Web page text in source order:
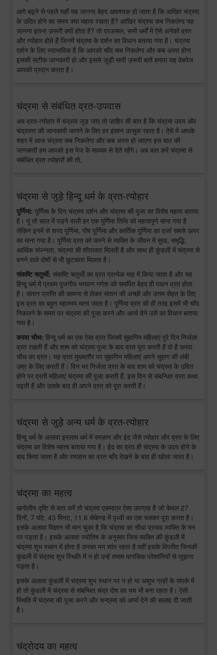
आगे बढ़ने से पहले यहाँ यह जानना बेहद आवश्यक हो जाता है कि आखिर चंद्रमा
के उदित होने का समय क्या महत्व रखता है? आखिर चंद्रमा कब निकलेगा यह
जानना इतना ज़रूरी क्यों होता है? तो दरअसल, सभी धर्मों में ऐसे अनेकों व्रत
और त्योहार होते हैं जिनमें चंद्रमा के दर्शन का विधान बताया गया है। चंद्रमा
दर्शन के लिए स्वाभाविक है कि आपको चाँद कब निकलेगा और कब अस्त होगा
इसकी सटीक जानकारी हो और इससे जुड़ी सारी ज़रूरी बातें हमारा यह वेबपेज
आपको प्रदान करता है।
चंद्रमा से संबंधित व्रत-उपवास
अब व्रत-त्योहार में चंद्रमा जुड़ जाए तो ज़ाहिर सी बात है कि चंद्रमा उदय और
चंद्रास्त की जानकारी जानने के लिए हर इंसान उत्सुक रहता है। ऐसे में आपके
शहर में आज चंद्रमा कब निकलेगा और कब अस्त हो जाएगा इस बात की
जानकारी हम आपको इस पेज के माध्यम से देते रहेंगे। अब बात करें चंद्रमा से
संबंधित व्रत त्योहारों की तो,
चंद्रमा से जुड़े हिन्दू धर्म के व्रत-त्योहार
पूर्णिमा: पूर्णिमा के दिन चंद्रमा दर्शन और चंद्रमा की पूजा का विशेष महत्व बताया
है। यूं तो साल में पड़ने वाली हर एक पूर्णिमा तिथि को महत्वपूर्ण माना गया है
लेकिन इनमें से शरद पूर्णिमा, पौष पूर्णिमा और कार्तिक पूर्णिमा का दर्जा सबसे ऊपर
का माना गया है। पूर्णिमा व्रत को करने से व्यक्ति के जीवन में सुख, समृद्धि,
आर्थिक संपन्नता, चंद्रमा सी शीतलता मिलती है और साथ ही कुंडली में चंद्रमा से
बनने वाले दोषों से भी छुटकारा मिलता है।
संकष्टि चतुर्थी: संकष्टि चतुर्थी का व्रत प्रत्येक माह में किया जाता है और यह
हिन्दू धर्म में प्रथम पूजनीय भगवान गणेश को समर्पित बेहद ही पावन व्रत होता
है। संतान प्राप्ति की कामना से लेकर संतान की अच्छी और उत्तम सेहत के लिए
इस व्रत का बहुत महात्मय माना जाता है। पूर्णिमा व्रत की ही तरह इसमें भी चाँद
निकलने के समय पर चंद्रमा की पूजा करने और अर्घ्य देने उसे का विधान बताया
गया है।
करवा चौथ: हिन्दू धर्म का एक ऐसा व्रत जिसमें सुहागिन महिलाएं पूरे दिन निर्जला
व्रत रखती हैं और शाम को चंद्रमा पूजा के बाद व्रत पूरा करती हैं वो है करवा
चौथ का व्रत। यह व्रत मुख्यतौर पर सुहागिन महिलाएं अपने सुहाग की लंबी
उम्र के लिए करती हैं। दिन भर निर्जला व्रत के बाद शाम को चंद्रमा के उदित
होने पर व्रती महिलाएं चंद्रमा की पूजा करती हैं, इस दिन से संबन्धित व्रत कथा
पढ़ती हैं और उसके बाद ही अपने व्रत को पूरा करती हैं।
चंद्रमा से जुड़े अन्य धर्म के व्रत-त्योहार
हिन्दू धर्म के अलावा इस्लाम धर्म में रमज़ान और ईद जैसे त्योहार और व्रत के लिए
चंद्रमा का विशेष महत्व बताया गया है। ईद का व्रत ही चंद्रमा के उदय होने के
बाद किया जाता है और रमज़ान का व्रत चाँद देखने के बाद ही खोला जाता है।
चंद्रमा का महत्व
खगोलीय दृष्टि से बात करें तो चंद्रमा एकमात्र ऐसा उपग्रह है जो केवल 27
दिनों, 7 घंटे, 43 मिनट, 11.6 सेकेण्ड में पृथ्वी का एक चक्कर पूरा करता है।
इसके अलावा विज्ञान भी मान चुका है कि चंद्रमा का सीधा प्रभाव व्यक्ति के मन
पर पड़ता है। इसके अलावा ज्योतिष के अनुसार जिस व्यक्ति की कुंडली में
चंद्रमा शुभ स्थान में होता है उनका मन शांत रहता है वहीं इसके विपरीत जिनकी
कुंडली में चंद्रमा शुभ स्थिति में न हो उन्हें तमाम मानसिक परेशानियों से जूझना
पड़ता है।
इसके अलावा कुंडली में चंद्रमा शुभ स्थान पर न हो या अशुभ ग्रहों के संपर्क में
हो तो कुंडली में चंद्रमा से संबन्धित चंद्र दोष का भय भी बना रहता है। ऐसी
स्थिति में चंद्रमा की पूजा करने और चन्द्रमा को अर्घ्य देने की सलाह दी जाती
है।
चंद्रोदय का महत्व